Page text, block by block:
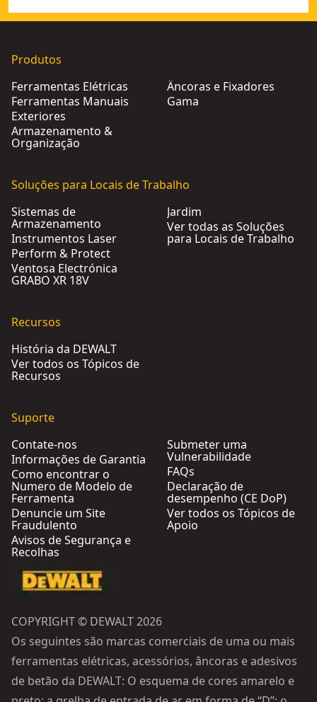
Produtos
Ferramentas Elétricas
Ferramentas Manuais
Exteriores
Armazenamento &
Organização
Âncoras e Fixadores
Gama
Soluções para Locais de Trabalho
Sistemas de
Armazenamento
Instrumentos Laser
Perform & Protect
Ventosa Electrónica
GRABO XR 18V
Jardim
Ver todas as Soluções
para Locais de Trabalho
Recursos
História da DEWALT
Ver todos os Tópicos de
Recursos
Suporte
Contate-nos
Informações de Garantia
Como encontrar o
Numero de Modelo de
Ferramenta
Denuncie um Site
Fraudulento
Avisos de Segurança e
Recolhas
Submeter uma
Vulnerabilidade
FAQs
Declaração de
desempenho (CE DoP)
Ver todos os Tópicos de
Apoio
COPYRIGHT © DEWALT 2026
Os seguintes são marcas comerciais de uma ou mais
ferramentas elétricas, acessórios, âncoras e adesivos
de betão da DEWALT: O esquema de cores amarelo e